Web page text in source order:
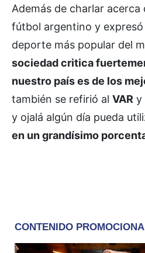
Además de charlar
fútbol argentino y expresó
deporte más popular del
sociedad critica
nuestro país es de los
también se refirió al VAR y
y ojalá algún día pueda
en un grandísimo